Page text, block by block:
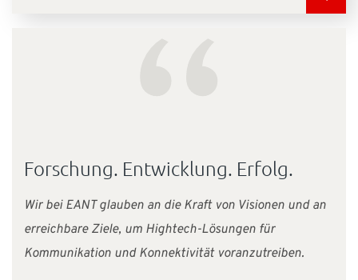
“
Forschung. Entwicklung. Erfolg.
Wir bei EANT glauben an die Kraft von Visionen und an
erreichbare Ziele, um Hightech-Lösungen für
Kommunikation und Konnektivität voranzutreiben.